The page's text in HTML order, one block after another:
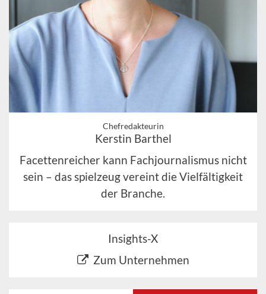
Chefredakteurin
Kerstin Barthel
Facettenreicher kann Fachjournalismus nicht
sein – das spielzeug vereint die Vielfältigkeit
der Branche.
Insights-X
Zum Unternehmen